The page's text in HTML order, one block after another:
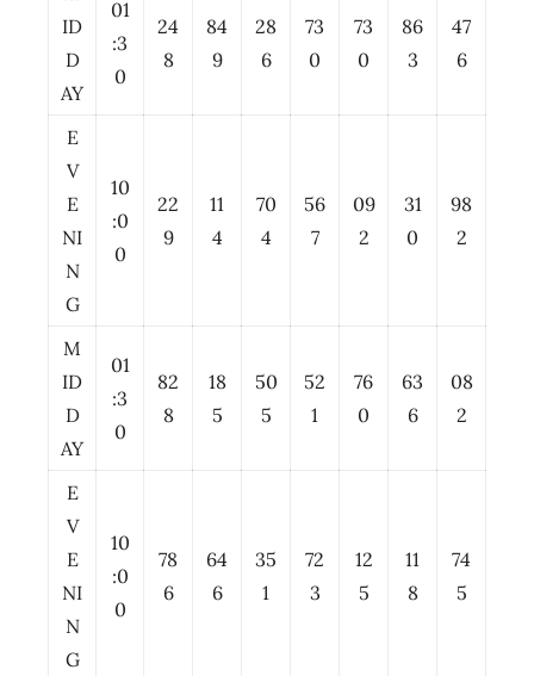
ID
D
AY
01
:3
0
24
8
84
9
28
6
73
0
73
0
86
3
47
6
E
V
E
NI
N
G
10
:0
0
22
9
11
4
70
4
56
7
09
2
31
0
98
2
M
ID
D
AY
01
:3
0
82
8
18
5
50
5
52
1
76
0
63
6
08
2
E
V
E
NI
N
G
10
:0
0
78
6
64
6
35
1
72
3
12
5
11
8
74
5